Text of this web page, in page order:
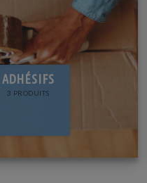
ADHÉSIFS
3 PRODUITS